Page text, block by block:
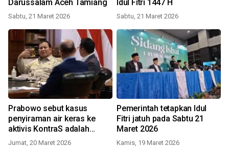
Darussalam Aceh Tamiang
Sabtu, 21 Maret 2026
Idul Fitri 1447 H
Sabtu, 21 Maret 2026
Prabowo sebut kasus
penyiraman air keras ke
aktivis KontraS adalah
bentuk terorisme
Jumat, 20 Maret 2026
Pemerintah tetapkan Idul
Fitri jatuh pada Sabtu 21
Maret 2026
Kamis, 19 Maret 2026